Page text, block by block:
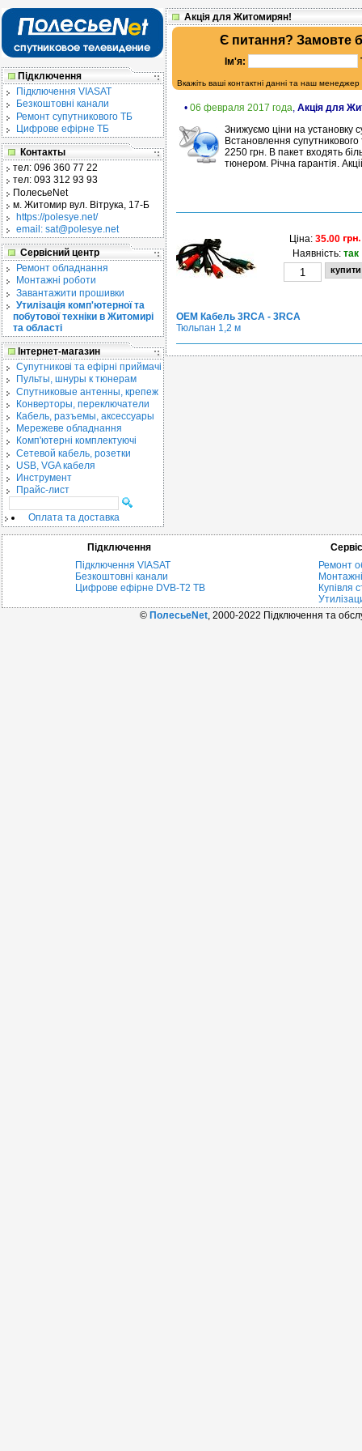
Підключення
Підключення VIASAT
Безкоштовні канали
Ремонт супутникового ТБ
Цифрове ефірне ТБ
Контакты
тел: 096 360 77 22
тел: 093 312 93 93
ПолесьеNet
м. Житомир вул. Вітрука, 17-Б
https://polesye.net/
email: sat@polesye.net
Сервісний центр
Ремонт обладнання
Монтажні роботи
Завантажити прошивки
Утилізація комп'ютерної та
побутової техніки в Житомирі
та області
Інтернет-магазин
Cупутникові та ефірні приймачі
Пульты, шнуры к тюнерам
Спутниковые антенны, крепеж
Конверторы, переключатели
Кабель, разъемы, аксессуары
Мережеве обладнання
Комп'ютерні комплектуючі
Сетевой кабель, розетки
USB, VGA кабеля
Инструмент
Прайс-лист
Оплата та доставка
Акція для Житомирян!
Є питання? Замовте
Ім'я:
Вкажіть ваші контактні данні та наш
• 06 февраля 2017 года, Акція для
Знижуємо ціни на установку
Встановлення
2250 грн. В пакет входять
тюнером. Річна гарантія.
Ціна: 35.00
Наявність: так
OEM Кабель 3RCA - 3RCA
Тюльпан 1,2 м
Підключення
Підключення VIASAT
Безкоштовні канали
Цифрове ефірне DVB-T2 ТВ
Ремонт
Купівля
© ПолесьеNet, 2000-2022 Підключення та